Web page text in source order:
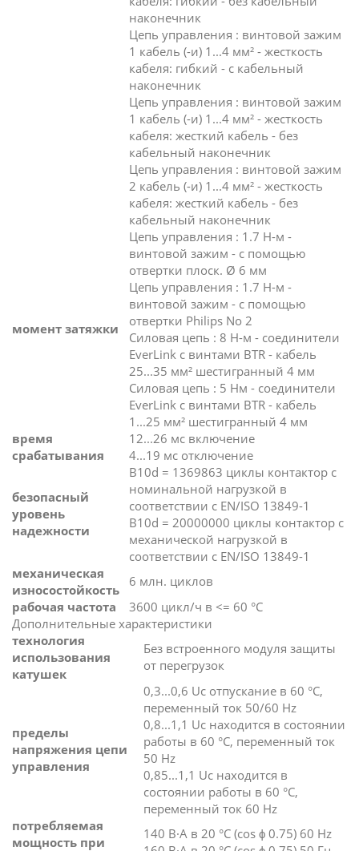
наконечник
Цепь управления : винтовой зажим
1 кабель (-и) 1...4 мм² - жесткость
кабеля: гибкий - с кабельный
наконечник
Цепь управления : винтовой зажим
1 кабель (-и) 1...4 мм² - жесткость
кабеля: жесткий кабель - без
кабельный наконечник
Цепь управления : винтовой зажим
2 кабель (-и) 1...4 мм² - жесткость
кабеля: жесткий кабель - без
кабельный наконечник
момент затяжки
Цепь управления : 1.7 Н-м -
винтовой зажим - с помощью
отвертки плоск. Ø 6 мм
Цепь управления : 1.7 Н-м -
винтовой зажим - с помощью
отвертки Philips No 2
Силовая цепь : 8 Н-м - соединители
EverLink с винтами BTR - кабель
25...35 мм² шестигранный 4 мм
Силовая цепь : 5 Нм - соединители
EverLink с винтами BTR - кабель
1...25 мм² шестигранный 4 мм
время
срабатывания
12...26 мс включение
4...19 мс отключение
безопасный
уровень
надежности
B10d = 1369863 циклы контактор с
номинальной нагрузкой в
соответствии с EN/ISO 13849-1
B10d = 20000000 циклы контактор с
механической нагрузкой в
соответствии с EN/ISO 13849-1
механическая
износостойкость
6 млн. циклов
рабочая частота
3600 цикл/ч в <= 60 °C
Дополнительные характеристики
технология
использования
катушек
Без встроенного модуля защиты
от перегрузок
пределы
напряжения цепи
управления
0,3...0,6 Uc отпускание в 60 °C,
переменный ток 50/60 Hz
0,8...1,1 Uc находится в состоянии
работы в 60 °C, переменный ток
50 Hz
0,85...1,1 Uc находится в
состоянии работы в 60 °C,
переменный ток 60 Hz
потребляемая
мощность при
140 В·А в 20 °C (cos ϕ 0.75) 60 Hz